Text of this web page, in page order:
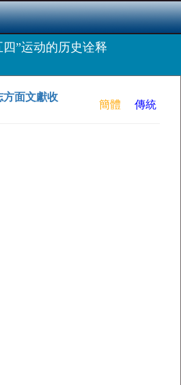
四”运动的历史诠释
方面文獻收
簡體 傳統